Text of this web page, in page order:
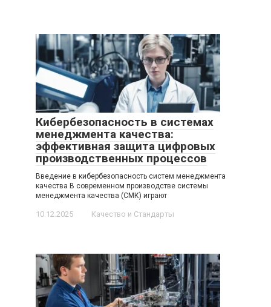
Кибербезопасность в системах
менеджмента качества:
эффективная защита цифровых
производственных процессов
Введение в кибербезопасность систем менеджмента
качества В современном производстве системы
менеджмента качества (СМК) играют
10.12.2025 Качество и Стандарты